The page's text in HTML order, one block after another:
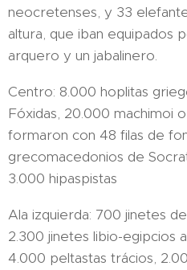
neocretenses, y 33
altura, que iban equipados
arquero y un jabalinero.
Centro: 8.000 hoplitas
Fóxidas, 20.000 machimoi
formaron con 48 filas de
grecomacedonios de
3.000 hipaspistas
Ala izquierda: 700 jinetes
2.300 jinetes libio-egipcios
4.000 peltastas trácios,